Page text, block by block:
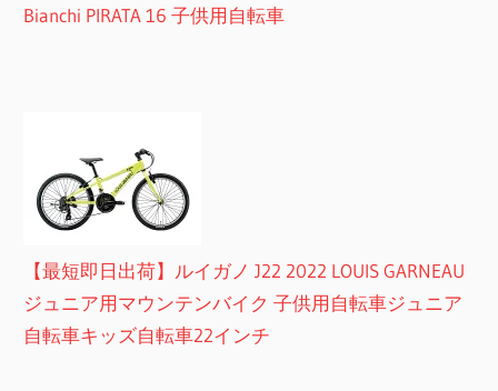
Bianchi PIRATA 16 子供用自転車
【最短即日出荷】ルイガノ J22 2022 LOUIS GARNEAU
ジュニア用マウンテンバイク 子供用自転車ジュニア
自転車キッズ自転車22インチ